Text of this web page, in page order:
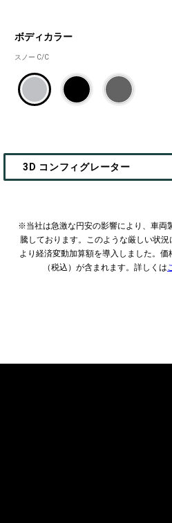
ボディカラー
ボ
ィ
カ
ラ
ー
スノー C/C
3D コンフィグレーター
​​※当社は急激な円安の影響により、車両
騰しております。 このような厳しい状
より経済変動加算額を導入しました。‎ 価
（税込）が含まれます。詳しくは